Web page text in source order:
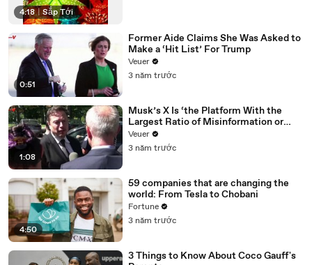
4:18 | Sắp Tới
0:51
Former Aide Claims She Was Asked to
Make a ‘Hit List’ For Trump
Veuer
3 năm trước
1:08
Musk’s X Is ‘the Platform With the
Largest Ratio of Misinformation or
Disinformation’ Amongst All Social
Media Platforms
Veuer
3 năm trước
4:50
59 companies that are changing the
world: From Tesla to Chobani
Fortune
3 năm trước
3 Things to Know About Coco Gauff's